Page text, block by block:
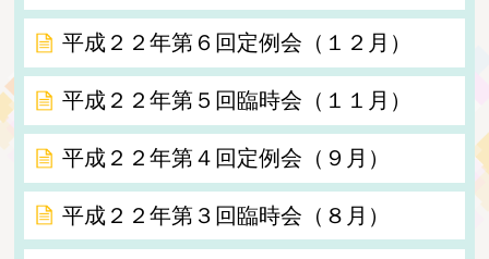
平成２２年第６回定例会（１２月）
平成２２年第５回臨時会（１１月）
平成２２年第４回定例会（９月）
平成２２年第３回臨時会（８月）